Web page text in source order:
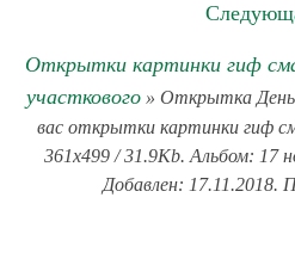
Открытки картинки гиф
участкового » Открытка День
вас открытки картинки гиф
361x499 / 31.9Kb. Альбом: 17
Добавлен: 17.11.2018.